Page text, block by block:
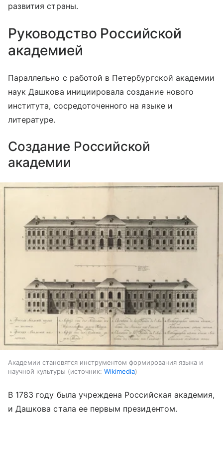
развития страны.
Руководство Российской
академией
Параллельно с работой в Петербургской академии
наук Дашкова инициировала создание нового
института, сосредоточенного на языке и
литературе.
Создание Российской
академии
Академии становятся инструментом формирования языка и
научной культуры
источник: Wikimedia
В 1783 году была учреждена Российская академия,
и Дашкова стала ее первым президентом.